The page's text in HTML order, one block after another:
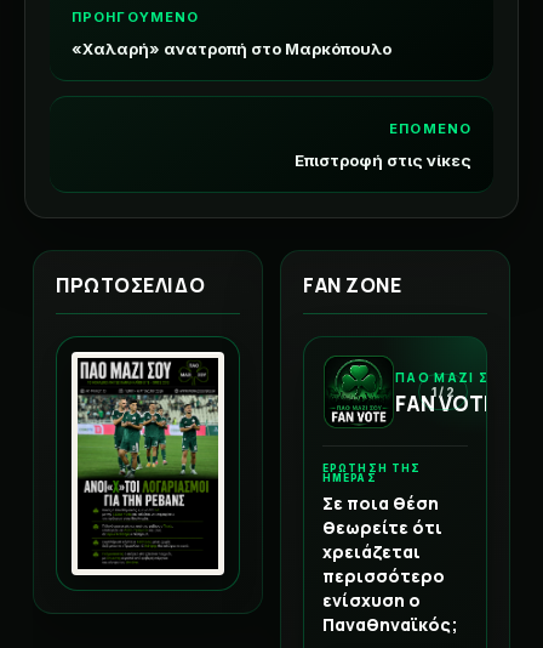
ΕΠΟΜΕΝΟ
Επιστροφή στις νίκες
ΠΡΟΗΓΟΥΜΕΝΟ
«Χαλαρή» ανατροπή στο Μαρκόπουλο
ΠΡΩΤΟΣΕΛΙΔΟ FAN ZONE
ΠΑΟ ΜΑΖΙ ΣΟΥ
FAN VOTE
1 / 2
ΕΡΩΤΗΣΗ ΤΗΣ
ΗΜΕΡΑΣ
Σε ποια θέση
θεωρείτε ότι
χρειάζεται
περισσότερο
ενίσχυση ο
Παναθηναϊκός;